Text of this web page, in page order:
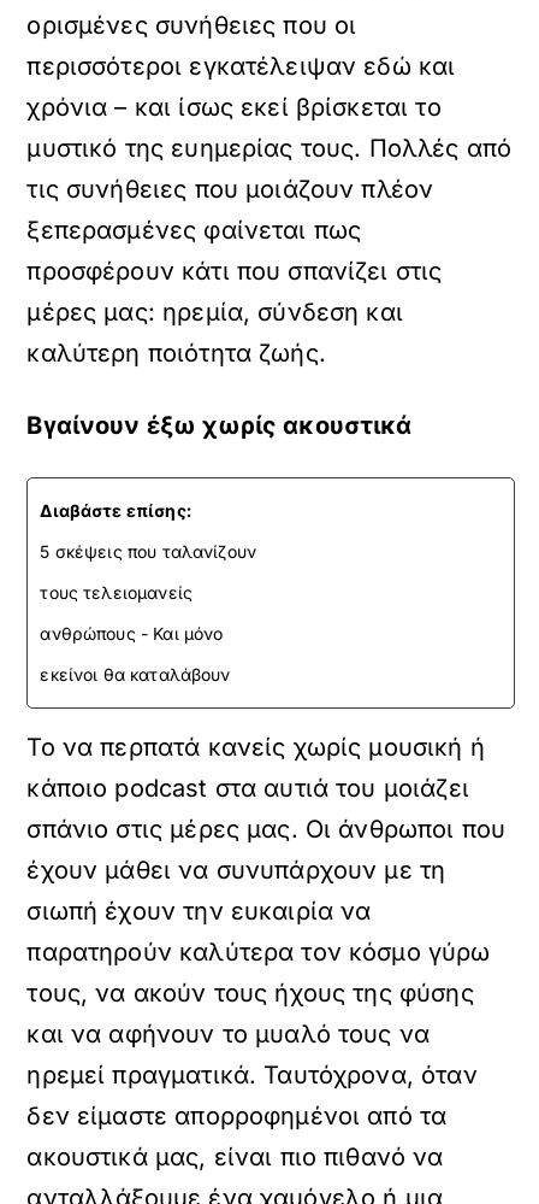
ορισμένες συνήθειες που οι
περισσότεροι εγκατέλειψαν εδώ και
χρόνια – και ίσως εκεί βρίσκεται το
μυστικό της ευημερίας τους. Πολλές από
τις συνήθειες που μοιάζουν πλέον
ξεπερασμένες φαίνεται πως
προσφέρουν κάτι που σπανίζει στις
μέρες μας: ηρεμία, σύνδεση και
καλύτερη ποιότητα ζωής.
Βγαίνουν έξω χωρίς ακουστικά
Διαβάστε επίσης:
5 σκέψεις που ταλανίζουν
τους τελειομανείς
ανθρώπους - Και μόνο
εκείνοι θα καταλάβουν
Το να περπατά κανείς χωρίς μουσική ή
κάποιο podcast στα αυτιά του μοιάζει
σπάνιο στις μέρες μας. Οι άνθρωποι που
έχουν μάθει να συνυπάρχουν με τη
σιωπή έχουν την ευκαιρία να
παρατηρούν καλύτερα τον κόσμο γύρω
τους, να ακούν τους ήχους της φύσης
και να αφήνουν το μυαλό τους να
ηρεμεί πραγματικά. Ταυτόχρονα, όταν
δεν είμαστε απορροφημένοι από τα
ακουστικά μας, είναι πιο πιθανό να
ανταλλάξουμε ένα χαμόγελο ή μια